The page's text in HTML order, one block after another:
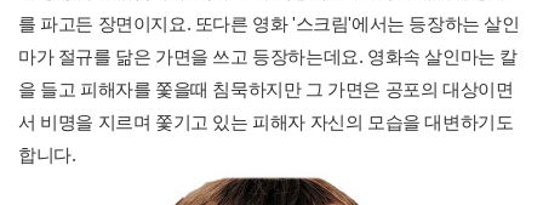
를 파고든 장면이지요. 또다른 영화 '스크림'에서는 등장하는 살인
마가 절규를 닮은 가면을 쓰고 등장하는데요. 영화속 살인마는 칼
을 들고 피해자를 쫓을때 침묵하지만 그 가면은 공포의 대상이면
서 비명을 지르며 쫓기고 있는 피해자 자신의 모습을 대변하기도
합니다.